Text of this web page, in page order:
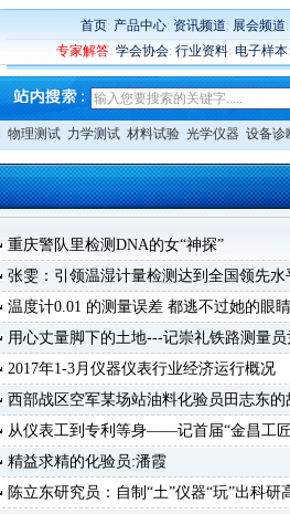
首页: 产品中心: 资讯频道: 展会频道
专家解答: 学会协会: 行业资料: 电子样本
物理测试 力学测试 材料试验 光学仪器 设备诊
重庆警队里检测DNA的女“神探”
张雯：引领温湿计量检测达到全国领先水
温度计0.01 的测量误差 都逃不过她的眼睛
用心丈量脚下的土地---记崇礼铁路测量
2017年1-3月仪器仪表行业经济运行概况
西部战区空军某场站油料化验员田志东的
从仪表工到专利等身——记首届“金昌工
精益求精的化验员:潘霞
陈立东研究员：自制“土”仪器“玩”出科研